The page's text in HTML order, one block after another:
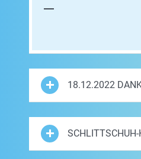
18.12.2022
SCHLITTSCHUH-